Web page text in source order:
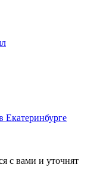
Екатеринбурге
с вами и уточнят